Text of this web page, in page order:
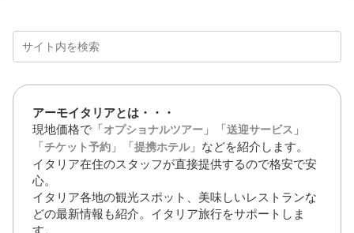
アーモイタリアとは・・・
現地価格で「オプショナルツアー 」「送迎サービス 」
「チケット予約 」「提携ホテル」などを紹介します。
イタリア在住のスタッフが直接提供するので格安で安
心。
イタリア各地の観光スポット、美味しいレストランな
どの最新情報も紹介。イタリア旅行をサポートしま
す。